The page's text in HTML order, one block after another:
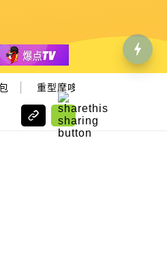
| 重型摩哆停路旁多日 失联华